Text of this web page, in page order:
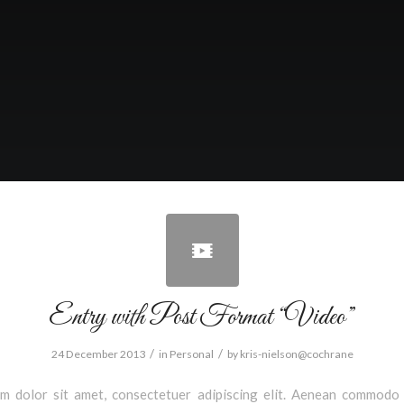
Entry with Post Format “Video”
24 December 2013 / in Personal / by kris-nielson@cochrane
dolor sit amet, consectetuer adipiscing elit. Aenean